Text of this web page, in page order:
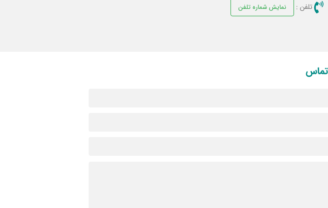
تلفن : نمایش شماره تلفن